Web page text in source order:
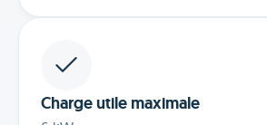
Charge utile maximale